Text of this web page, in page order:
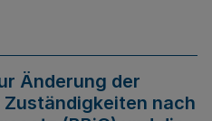
Änderung der
nach